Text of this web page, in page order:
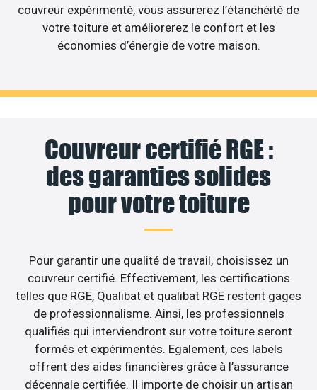
couvreur expérimenté, vous assurerez l’étanchéité de
votre toiture et améliorerez le confort et les
économies d’énergie de votre maison.
Couvreur certifié RGE :
des garanties solides
pour votre toiture
Pour garantir une qualité de travail, choisissez un
couvreur certifié. Effectivement, les certifications
telles que RGE, Qualibat et qualibat RGE restent gages
de professionnalisme. Ainsi, les professionnels
qualifiés qui interviendront sur votre toiture seront
formés et expérimentés. Egalement, ces labels
offrent des aides financières grâce à l’assurance
décennale certifiée. Il importe de choisir un artisan